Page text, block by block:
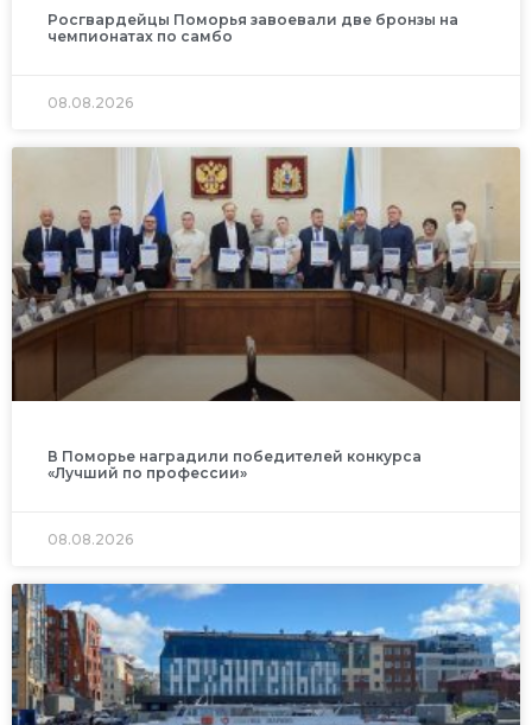
Росгвардейцы Поморья завоевали две бронзы на
чемпионатах по самбо
08.08.2026
В Поморье наградили победителей конкурса
«Лучший по профессии»
08.08.2026